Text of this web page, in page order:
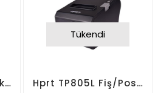
Zebra Kuyumcu Etiketi Paketi (İTHAL)
Tükendi
Hprt TP805L Fiş/Pos Yazıcı